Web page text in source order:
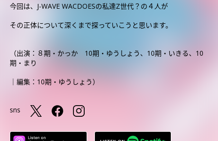
今回は、J-WAVE WACDOESの私達Z世代？の４人が
その正体について深くまで探っていこうと思います。
（出演：８期・かっか 10期・ゆうしょう、10期・いきる、10
期・まり
｜編集：10期・ゆうしょう）
sns